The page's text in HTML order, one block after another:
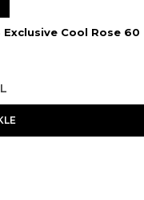
Exclusive Cool Rose 60